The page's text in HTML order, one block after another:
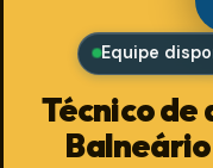
Equipe
Técnico de